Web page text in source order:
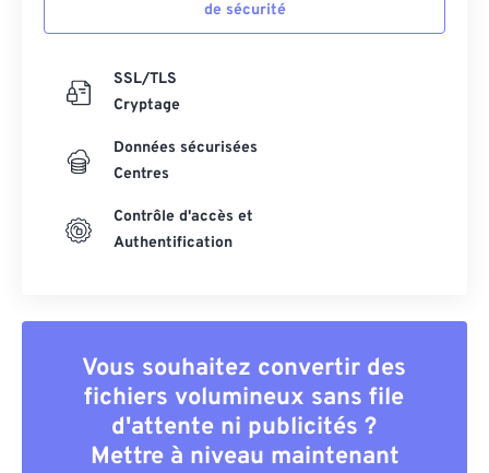
de sécurité
SSL/TLS
Cryptage
Données sécurisées
Centres
Contrôle d'accès et
Authentification
Vous souhaitez convertir des
fichiers volumineux sans file
d'attente ni publicités ?
Mettre à niveau maintenant